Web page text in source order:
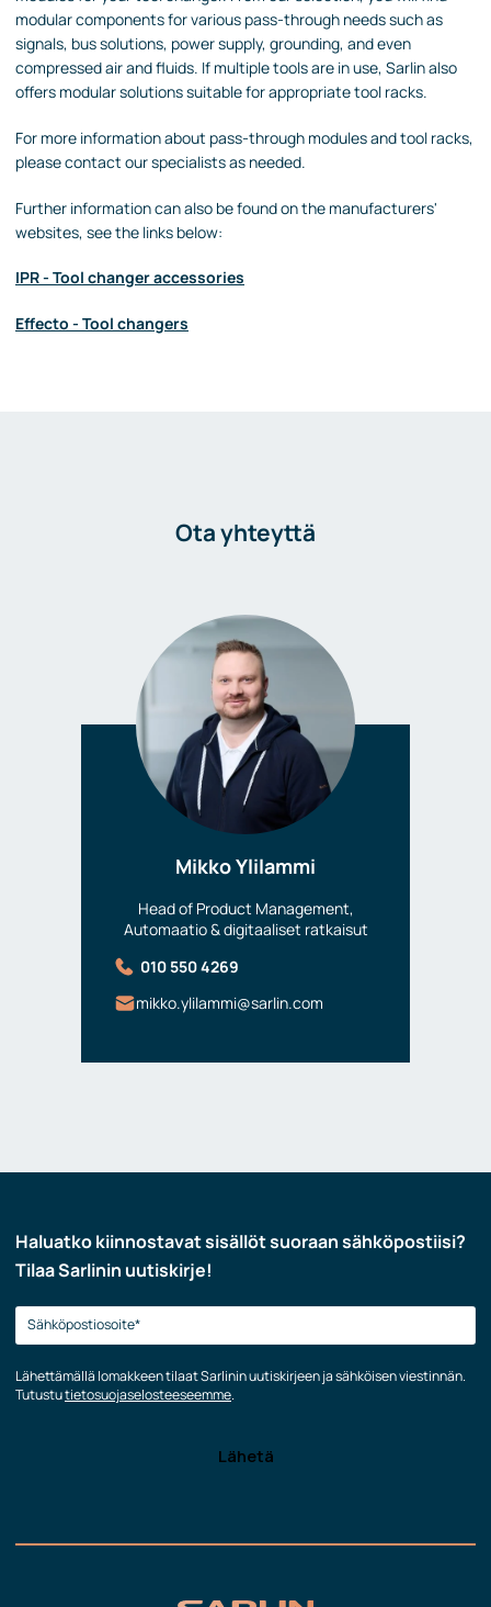
modular components for various pass-through needs such as
signals, bus solutions, power supply, grounding, and even
compressed air and fluids. If multiple tools are in use, Sarlin also
offers modular solutions suitable for appropriate tool racks.
For more information about pass-through modules and tool racks,
please contact our specialists as needed.
Further information can also be found on the manufacturers'
websites, see the links below:
IPR - Tool changer accessories
Effecto - Tool changers
Ota yhteyttä
Mikko Ylilammi
Head of Product Management,
Automaatio & digitaaliset ratkaisut
010 550 4269
mikko.ylilammi@sarlin.com
Haluatko kiinnostavat sisällöt suoraan sähköpostiisi?
Tilaa Sarlinin uutiskirje!
Lähettämällä lomakkeen tilaat Sarlinin uutiskirjeen ja sähköisen viestinnän.
Tutustutietosuojaselosteeseemme.